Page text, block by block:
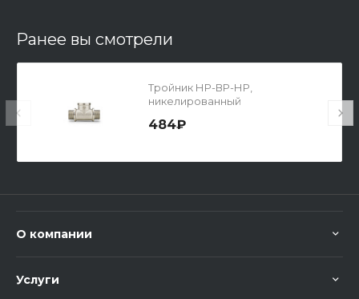
Ранее вы смотрели
Тройник НР-ВР-НР,
никелированный
484₽
О компании
Услуги